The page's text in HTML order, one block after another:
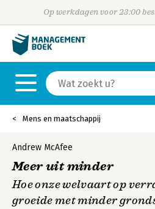
Op werkdagen voor 23:00
Mens en maatschappij
Andrew McAfee
Meer uit minder
Hoe onze welvaart op
groeide met minder